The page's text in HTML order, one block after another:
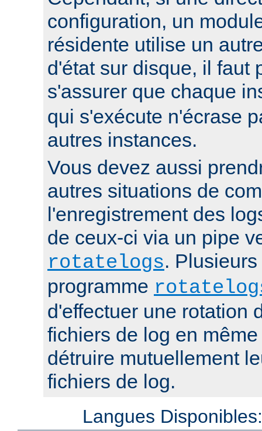
configuration, un
résidente utilise un
d'état sur disque, il faut
s'assurer que chaque
qui s'exécute n'écrase
autres instances.
Vous devez aussi
autres situations de
l'enregistrement des
de ceux-ci via un pipe
rotatelogs.
programme
d'effectuer une rotation
fichiers de log en
détruire mutuellement
fichiers de log.
Langues